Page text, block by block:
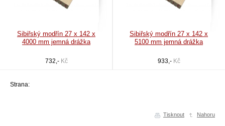
Sibiřský modřín 27 x 142 x
4000 mm jemná drážka
732,-Kč
Sibiřský modřín 27 x 142 x
5100 mm jemná drážka
933,-Kč
Strana:
Tisknout Nahoru